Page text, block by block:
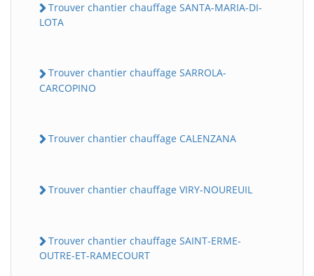
Trouver chantier chauffage SANTA-MARIA-DI-
LOTA
Trouver chantier chauffage SARROLA-
CARCOPINO
Trouver chantier chauffage CALENZANA
Trouver chantier chauffage VIRY-NOUREUIL
Trouver chantier chauffage SAINT-ERME-
OUTRE-ET-RAMECOURT